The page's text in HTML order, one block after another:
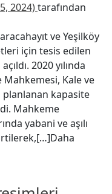
2024)tarafından
ve Yeşilköy
için tesis edilen
2020 yılında
Mahkemesi, Kale ve
kapasite
Mahkeme
yabani ve aşılı